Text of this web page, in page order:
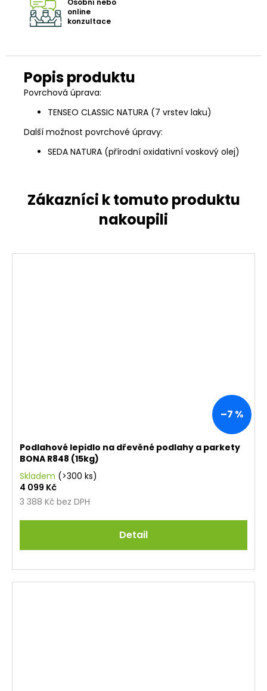
online
konzultace
Povrchová úprava:
TENSEO CLASSIC NATURA (7 vrstev laku)
Další možnost povrchové úpravy:
SEDA NATURA (přírodní oxidativní voskový olej)
–7 %
Podlahové lepidlo na dřevěné podlahy a parkety
BONA R848 (15kg)
Skladem (>300 ks)
3 388 Kč bez DPH
4 099 Kč
Detail